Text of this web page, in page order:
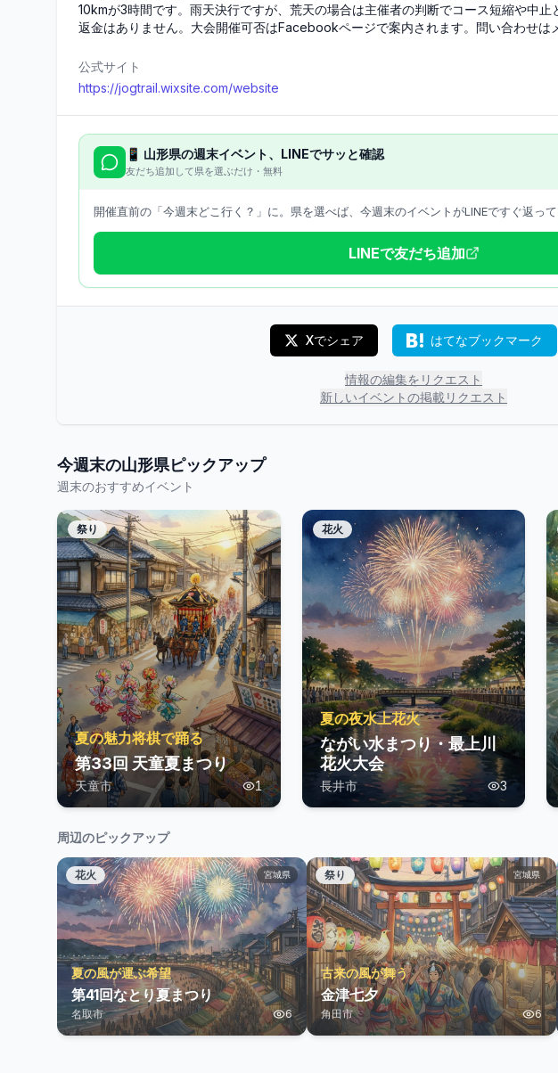
10kmが3時間です。雨天決行ですが、荒天の場合は主催者の判断でコース短縮や中
返金はありません。大会開催可否はFacebookページで案内されます。問い合わせは
公式サイト
https://jogtrail.wixsite.com/website
📱 山形県の週末イベント、LINEでサッと確認
友だち追加して県を選ぶだけ・無料
開催直前の「今週末どこ行く？」に。県を選べば、今週末のイベントがLINEですぐ返って
LINEで友だち追加
Xでシェア はてなブックマーク
情報の編集をリクエスト
新しいイベントの掲載リクエスト
今週末の山形県ピックアップ
週末のおすすめイベント
祭り
夏の魅力将棋で踊る
第33回 天童夏まつり
天童市 1
花火
夏の夜水上花火
ながい水まつり・最上川
花火大会
長井市 3
周辺のピックアップ
花火 宮城県
夏の風が運ぶ希望
第41回なとり夏まつり
名取市 6
祭り 宮城県
古来の風が舞う
金津七夕
角田市 6